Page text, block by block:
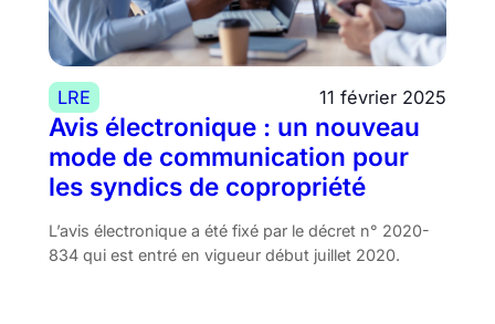
LRE 11 février 2025
Avis électronique : un nouveau
mode de communication pour
les syndics de copropriété
L’avis électronique a été fixé par le décret n° 2020-
834 qui est entré en vigueur début juillet 2020.